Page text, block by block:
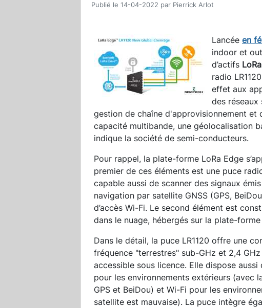
Publié le 14-04-2022 par Pierrick Arlot
Lancée en
indoor et
d’actifs
radio
effet aux
des réseaux
gestion de chaîne d'approvisionnement
capacité multibande, une géolocalisation
indique la société de semi-conducteurs.
Pour rappel, la plate-forme LoRa Edge
premier de ces éléments est une puce
capable aussi de scanner des signaux
navigation par satellite GNSS (GPS,
d’accès Wi-Fi. Le second élément est
dans le nuage, hébergés sur la plate-
Dans le détail, la puce LR1120 offre une
fréquence "terrestres" sub-GHz et 2,4
accessible sous licence. Elle dispose
pour les environnements extérieurs (avec
GPS et BeiDou) et Wi-Fi pour les
satellite est mauvaise). La puce intègre